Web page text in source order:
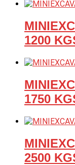
1200
1750
2500